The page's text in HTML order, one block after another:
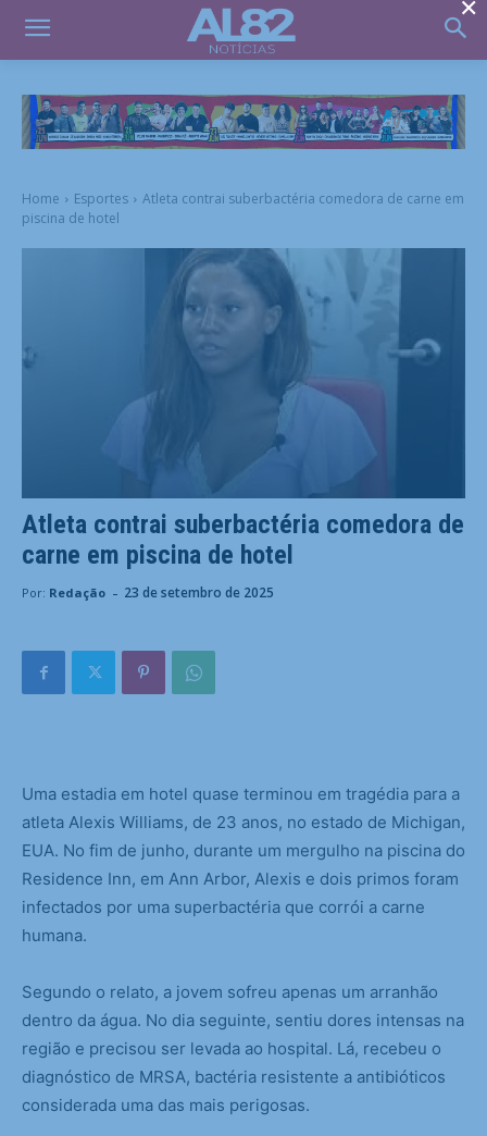
Home Esportes
Atleta contrai suberbactéria comedora de carne em
piscina de hotel
Atleta contrai suberbactéria comedora de
carne em piscina de hotel
Por: Redação - 23 de setembro de 2025
Uma estadia em hotel quase terminou em tragédia para a
atleta Alexis Williams, de 23 anos, no estado de Michigan,
EUA. No fim de junho, durante um mergulho na piscina do
Residence Inn, em Ann Arbor, Alexis e dois primos foram
infectados por uma superbactéria que corrói a carne
humana.
Segundo o relato, a jovem sofreu apenas um arranhão
dentro da água. No dia seguinte, sentiu dores intensas na
região e precisou ser levada ao hospital. Lá, recebeu o
diagnóstico de MRSA, bactéria resistente a antibióticos
considerada uma das mais perigosas.